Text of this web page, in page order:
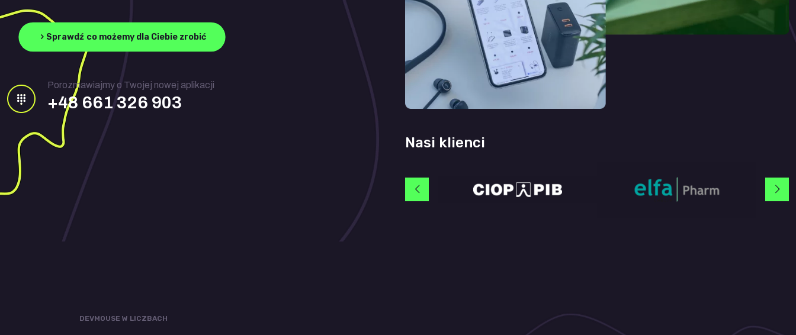
Sprawdź co możemy dla Ciebie zrobić
+48 661 326 903
Porozmawiajmy o Twojej nowej aplikacji
Nasi klienci
DEVMOUSE W LICZBACH